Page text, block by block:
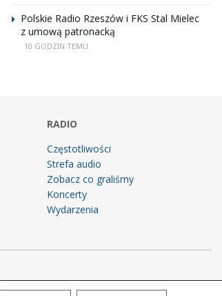
Polskie Radio Rzeszów i FKS Stal Mielec
z umową patronacką
10 GODZIN TEMU
RADIO
Częstotliwości
Strefa audio
Zobacz co graliśmy
Koncerty
Wydarzenia